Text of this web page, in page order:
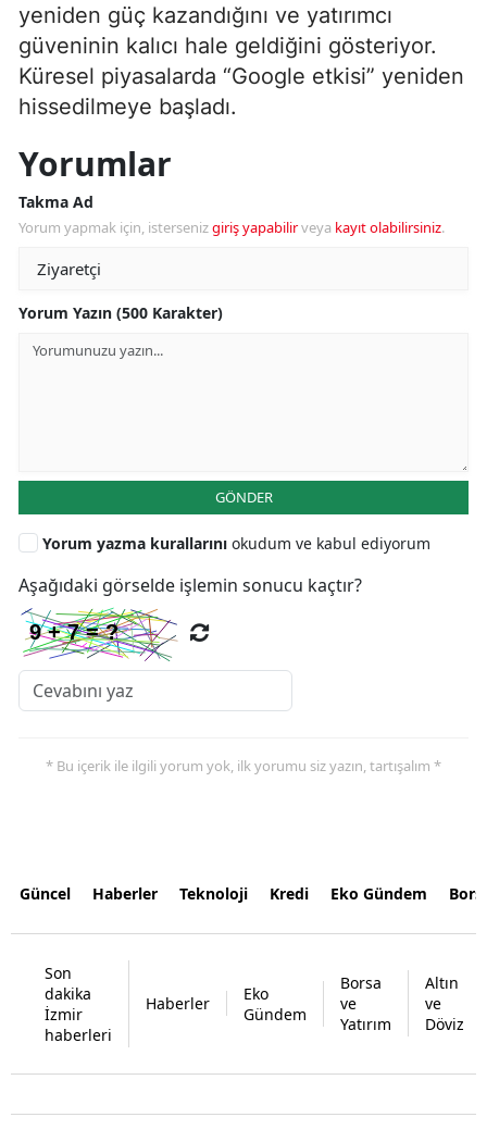
yeniden güç kazandığını ve yatırımcı
güveninin kalıcı hale geldiğini gösteriyor.
Küresel piyasalarda “Google etkisi” yeniden
hissedilmeye başladı.
Yorumlar
Takma Ad
Yorum yapmak için, istersenizgiriş yapabilirveya kayıt olabilirsiniz.
Yorum Yazın (500 Karakter)
GÖNDER
Yorum yazma kurallarını okudum ve kabul ediyorum
Aşağıdaki görselde işlemin sonucu kaçtır?
* Bu içerik ile ilgili yorum yok, ilk yorumu siz yazın, tartışalım *
Güncel Haberler Teknoloji Kredi Eko Gündem
Son
dakika
İzmir
haberleri
Haberler
Eko
Gündem
Borsa
ve
Yatırım
Altın
ve
Döviz